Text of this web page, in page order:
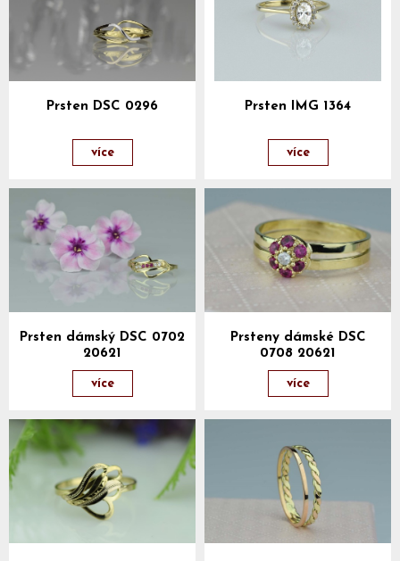
Prsten DSC 0296
více
Prsten IMG 1364
více
Prsten dámský DSC 0702
20621
více
Prsteny dámské DSC
0708 20621
více